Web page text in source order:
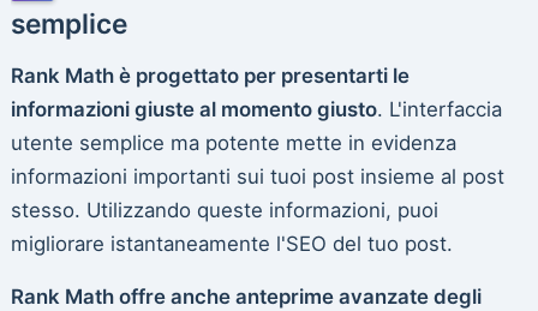
semplice
Rank Math è progettato per presentarti le
informazioni giuste al momento giusto. L'interfaccia
utente semplice ma potente mette in evidenza
informazioni importanti sui tuoi post insieme al post
stesso. Utilizzando queste informazioni, puoi
migliorare istantaneamente l'SEO del tuo post.
Rank Math offre anche anteprime avanzate degli